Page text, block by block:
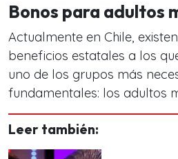
Bonos para adultos
Actualmente en Chile,
beneficios estatales a los
uno de los grupos más
fundamentales: los adultos
Leer también: